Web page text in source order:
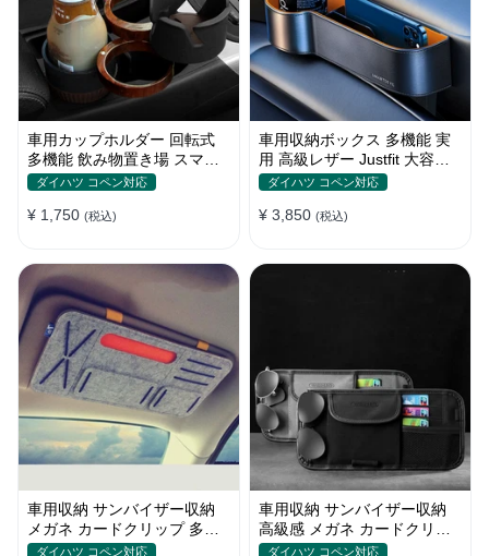
車用カップホルダー 回転式
多機能 飲み物置き場 スマホ
ホルダー メガネラック 収納
ダイハツ コペン対応
¥ 1,750 (税込)
車用収納ボックス 多機能 実
用 高級レザー Justfit 大容量
シートポケット ギャップ 隙
ダイハツ コペン対応
¥ 3,850 (税込)
車用収納 サンバイザー収納
メガネ カードクリップ 多機
能 実用性 おしゃれ 多色 しっ
ダイハツ コペン対応
車用収納 サンバイザー収納
高級感 メガネ カードクリッ
プ 多機能 実用性 多色 おしゃ
ダイハツ コペン対応